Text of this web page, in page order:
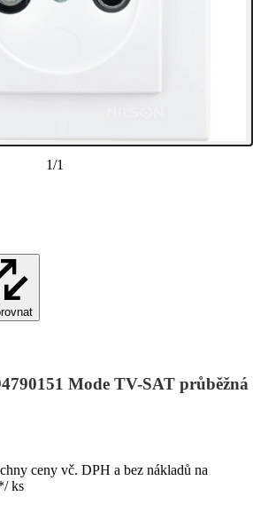
1/1
Mode TV-SAT průběžná
ceny vč. DPH a bez nákladů na
/ ks